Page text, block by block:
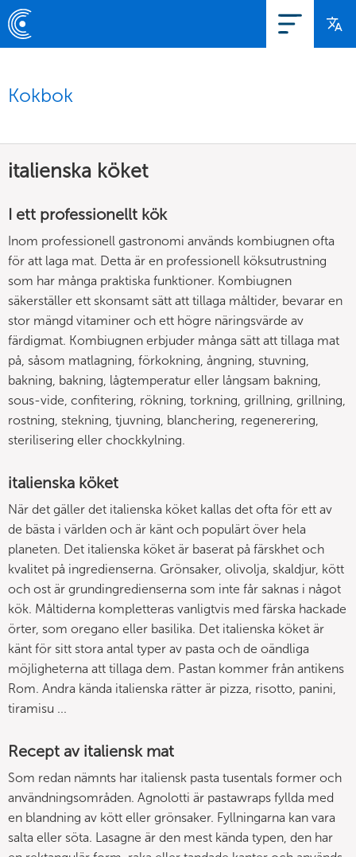
Kokbok
italienska köket
I ett professionellt kök
Inom professionell gastronomi används kombiugnen ofta
för att laga mat. Detta är en professionell köksutrustning
som har många praktiska funktioner. Kombiugnen
säkerställer ett skonsamt sätt att tillaga måltider, bevarar en
stor mängd vitaminer och ett högre näringsvärde av
färdigmat. Kombiugnen erbjuder många sätt att tillaga mat
på, såsom matlagning, förkokning, ångning, stuvning,
bakning, bakning, lågtemperatur eller långsam bakning,
sous-vide, confitering, rökning, torkning, grillning, grillning,
rostning, stekning, tjuvning, blanchering, regenerering,
sterilisering eller chockkylning.
italienska köket
När det gäller det italienska köket kallas det ofta för ett av
de bästa i världen och är känt och populärt över hela
planeten. Det italienska köket är baserat på färskhet och
kvalitet på ingredienserna. Grönsaker, olivolja, skaldjur, kött
och ost är grundingredienserna som inte får saknas i något
kök. Måltiderna kompletteras vanligtvis med färska hackade
örter, som oregano eller basilika. Det italienska köket är
känt för sitt stora antal typer av pasta och de oändliga
möjligheterna att tillaga dem. Pastan kommer från antikens
Rom. Andra kända italienska rätter är pizza, risotto, panini,
tiramisu ...
Recept av italiensk mat
Som redan nämnts har italiensk pasta tusentals former och
användningsområden. Agnolotti är pastawraps fyllda med
en blandning av kött eller grönsaker. Fyllningarna kan vara
salta eller söta. Lasagne är den mest kända typen, den har